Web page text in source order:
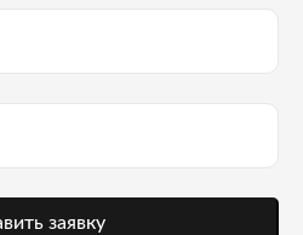
заявку